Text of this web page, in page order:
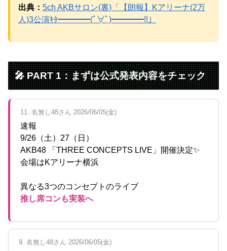
出典： 5ch AKBサロン(裏)「【朗報】Kアリーナ(2万
人)3公演ｷﾀ━━━━(ﾟ∀ﾟ)━━━━!!」
🎤 PART 1：まずは公式発表内容をチェック
11. 名無し48さん 2026/06/05(金)
速報
9/26（土）27（日）
AKB48 「THREE CONCEPTS LIVE」開催決定✨
会場はKアリーナ横浜
異なる3つのコンセプトのライブ
推し席コンも実装へ
9. 名無し48さん 2026/06/05(金)